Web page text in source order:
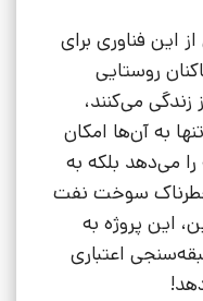
این فناوری برای
روستایی
2 دلار در روز زندگی می‌کنند،
به آن‌ها امکان
می‌دهد بلکه به
خطرناک سوخت نفت
این پروژه به
اعتباری